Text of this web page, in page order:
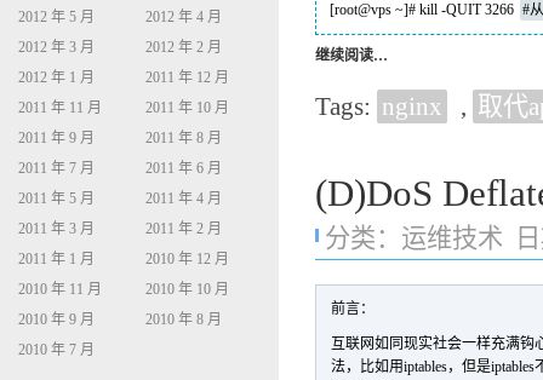
[root@vps ~]# kill -QUIT 3266 #
继续阅读…
Tags: nginx , 取代
(D)DoS
分类： 运维技术
前言：
互联网如同现实社会一样充满
法，比如用iptables，但是
2012 年 5 月
2012 年 4 月
2012 年 3 月
2012 年 2 月
2012 年 1 月
2011 年 12 月
2011 年 11 月
2011 年 10 月
2011 年 9 月
2011 年 8 月
2011 年 7 月
2011 年 6 月
2011 年 5 月
2011 年 4 月
2011 年 3 月
2011 年 2 月
2011 年 1 月
2010 年 12 月
2010 年 11 月
2010 年 10 月
2010 年 9 月
2010 年 8 月
2010 年 7 月